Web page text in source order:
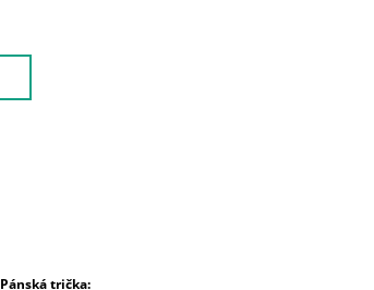
Pánská trička: